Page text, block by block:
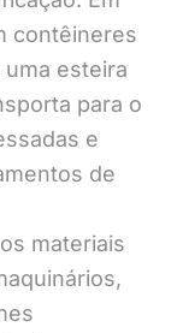
contêineres
esteira
para o
e
de
materiais